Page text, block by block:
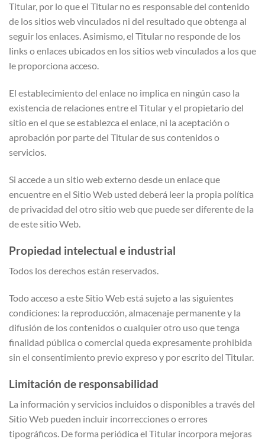
Titular, por lo que el Titular no es responsable del contenido
de los sitios web vinculados ni del resultado que obtenga al
seguir los enlaces. Asimismo, el Titular no responde de los
links o enlaces ubicados en los sitios web vinculados a los que
le proporciona acceso.
El establecimiento del enlace no implica en ningún caso la
existencia de relaciones entre el Titular y el propietario del
sitio en el que se establezca el enlace, ni la aceptación o
aprobación por parte del Titular de sus contenidos o
servicios.
Si accede a un sitio web externo desde un enlace que
encuentre en el Sitio Web usted deberá leer la propia política
de privacidad del otro sitio web que puede ser diferente de la
de este sitio Web.
Propiedad intelectual e industrial
Todos los derechos están reservados.
Todo acceso a este Sitio Web está sujeto a las siguientes
condiciones: la reproducción, almacenaje permanente y la
difusión de los contenidos o cualquier otro uso que tenga
finalidad pública o comercial queda expresamente prohibida
sin el consentimiento previo expreso y por escrito del Titular.
Limitación de responsabilidad
La información y servicios incluidos o disponibles a través del
Sitio Web pueden incluir incorrecciones o errores
tipográficos. De forma periódica el Titular incorpora mejoras